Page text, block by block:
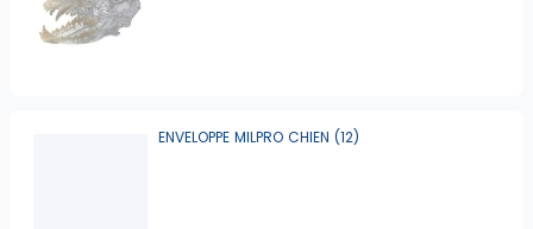
ENVELOPPE MILPRO CHIEN (12)